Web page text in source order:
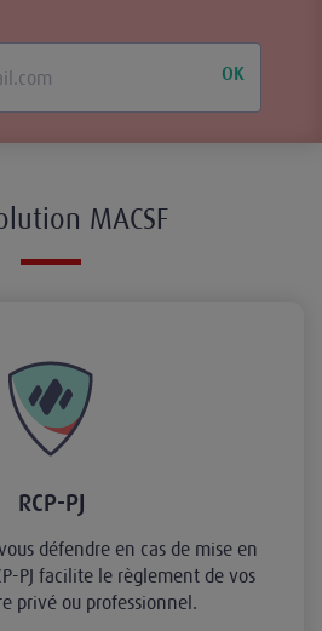
OK
MACSF
RCP-PJ
défendre en cas de mise en
PJ facilite le règlement de vos
privé ou professionnel.